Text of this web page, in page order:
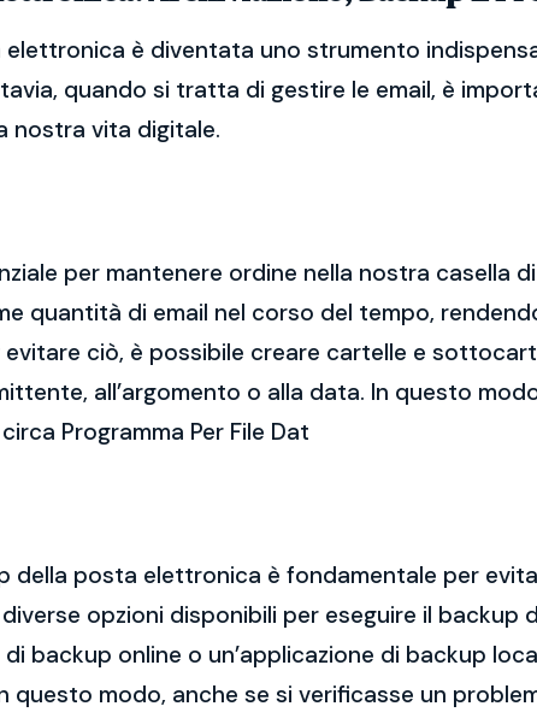
elettronica è diventata uno strumento
quando si tratta di gestire le email, è
nostra vita digitale.
per mantenere ordine nella nostra
quantità di email nel corso del tempo,
ciò, è possibile creare cartelle e
all’argomento o alla data. In questo
Programma Per File Dat
della posta elettronica è fondamentale per
opzioni disponibili per eseguire il backup
di backup online o un’applicazione di backup
questo modo, anche se si verificasse un